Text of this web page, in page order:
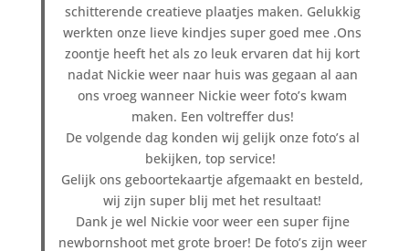
schitterende creatieve plaatjes maken. Gelukkig
werkten onze lieve kindjes super goed mee .Ons
zoontje heeft het als zo leuk ervaren dat hij kort
nadat Nickie weer naar huis was gegaan al aan
ons vroeg wanneer Nickie weer foto’s kwam
maken. Een voltreffer dus!
De volgende dag konden wij gelijk onze foto’s al
bekijken, top service!
Gelijk ons geboortekaartje afgemaakt en besteld,
wij zijn super blij met het resultaat!
Dank je wel Nickie voor weer een super fijne
newbornshoot met grote broer! De foto’s zijn weer